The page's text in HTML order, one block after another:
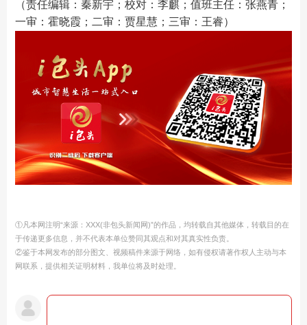
（责任编辑：秦新宇；校对：李麒；值班主任：张燕青；
一审：霍晓霞；二审：贾星慧；三审：王睿）
①凡本网注明“来源：XXX(非包头新闻网)”的作品，均转载自其他媒体，转载目的在
于传递更多信息，并不代表本单位赞同其观点和对其真实性负责。
②鉴于本网发布的部分图文、视频稿件来源于网络，如有侵权请著作权人主动与本
网联系，提供相关证明材料，我单位将及时处理。